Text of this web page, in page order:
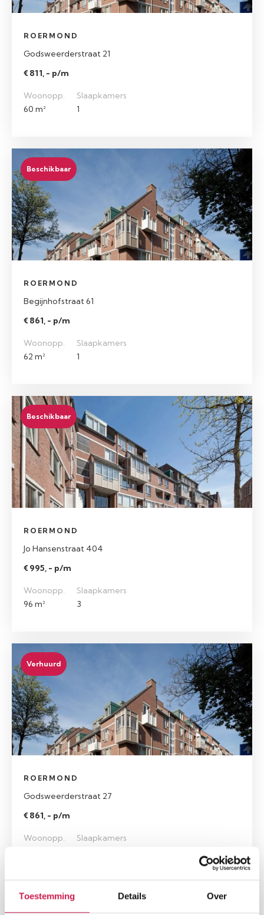
Toestemming Details Over
ROERMOND
Godsweerderstraat 21
€ 811, - p/m
Woonopp.
60 m²
Slaapkamers
1
Beschikbaar
ROERMOND
Begijnhofstraat 61
€ 861, - p/m
Woonopp.
62 m²
Slaapkamers
1
Beschikbaar
ROERMOND
Jo Hansenstraat 404
€ 995, - p/m
Woonopp.
96 m²
Slaapkamers
3
Verhuurd
ROERMOND
Godsweerderstraat 27
€ 861, - p/m
Woonopp.
Slaapkamers
Verhuurd